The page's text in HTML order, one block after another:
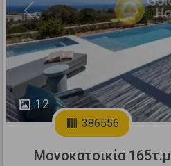
12
Previous
386556
Μονοκατοικία